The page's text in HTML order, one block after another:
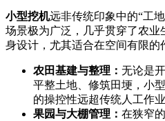
小型挖机远非传统印象中的“工
场景极为广泛，几乎贯穿了农
身设计，尤其适合在空间有限的
农田基建与整理： 无论是
平整土地、修筑田埂，小
的操控性远超传统人工作
果园与大棚管理： 在狭窄